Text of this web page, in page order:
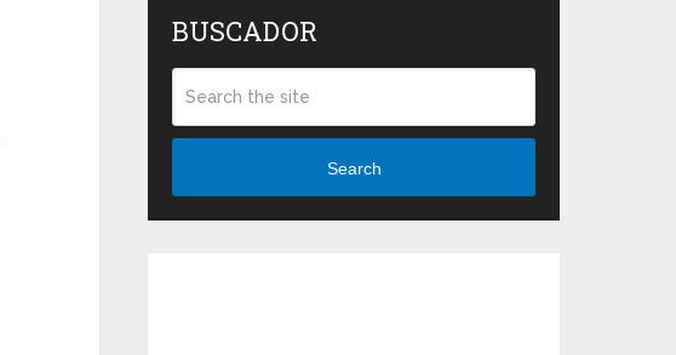
BUSCADOR
Search